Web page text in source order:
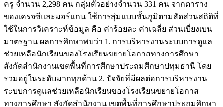
ครู จำนวน 2,298 คน กลุ่มตัวอย่างจำนวน 331 คน จากตาราง
ของเครจซีและมอร์แกน ใช้การสุ่มแบบชั้นภูมิตามสัดส่วนสถิติที่
ใช้ในการวิเคราะห์ข้อมูล คือ ค่าร้อยละ ค่าเฉลี่ย ส่วนเบี่ยงเบน
มาตรฐาน ผลการศึกษาพบว่า 1. การบริหารงานระบบการดูแล
ช่วยเหลือนักเรียนของโรงเรียนขยายโอกาสทางการศึกษา
สังกัดสำนักงานเขตพื้นที่การศึกษาประถมศึกษาปทุมธานี โดย
รวมอยู่ในระดับมากทุกด้าน 2. ปัจจัยที่มีผลต่อการบริหารงาน
ระบบการดูแลช่วยเหลือนักเรียนของโรงเรียนขยายโอกาส
ทางการศึกษา สังกัดสำนักงาน เขตพื้นที่การศึกษาประถมศึกษา